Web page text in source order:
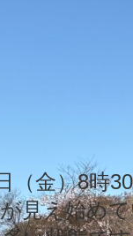
（金）8時
見え始め